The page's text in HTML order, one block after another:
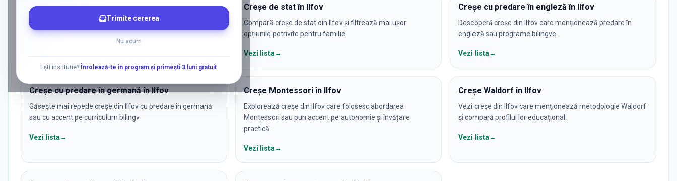
Trimite cererea
Nu acum
Ești instituție? Înrolează-te în program și primești 3 luni gratuit.
Creșe private în Ilfov
Vezi rapid creșe private din Ilfov, cu accent pe ofertă
educațională, program și poziționare în listă.
Creșe de stat în Ilfov
Compară creșe de stat din Ilfov și filtrează mai ușor
opțiunile potrivite pentru familie.
Vezi lista→
Creșe cu predare în engleză în Ilfov
Descoperă creșe din Ilfov care menționează predare în
engleză sau programe bilingve.
Vezi lista→
Creșe cu predare în germană în Ilfov
Găsește mai repede creșe din Ilfov cu predare în germană
sau cu accent pe curriculum bilingv.
Vezi lista→
Creșe Montessori în Ilfov
Explorează creșe din Ilfov care folosesc abordarea
Montessori sau pun accent pe autonomie și învățare
practică.
Vezi lista→
Creșe Waldorf în Ilfov
Vezi creșe din Ilfov care menționează metodologie Waldorf
și compară profilul lor educațional.
Vezi lista→